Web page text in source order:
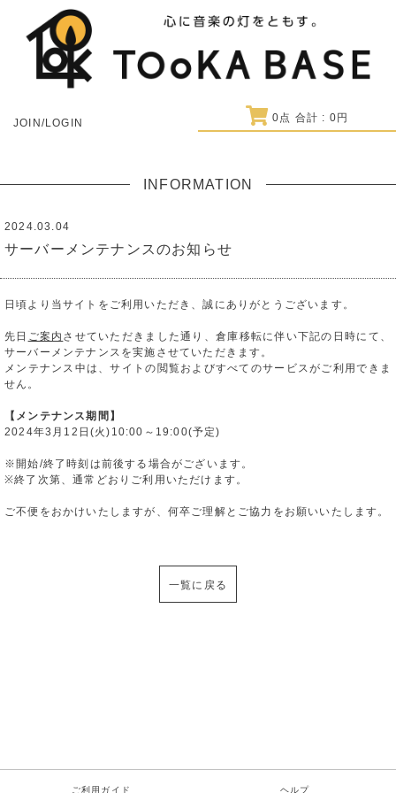
JOIN/LOGIN 0 点 合計 : 0円
INFORMATION
2024.03.04
サーバーメンテナンスのお知らせ
日頃より当サイトをご利用いただき、誠にありがとうございます。
先日 ご案内 させていただきました通り、倉庫移転に伴い下記の日時にて、
サーバーメンテナンスを実施させていただきます。
メンテナンス中は、サイトの閲覧およびすべてのサービスがご利用できま
せん。
【メンテナンス期間】
2024年3月12日(火)10:00～19:00(予定)
※開始/終了時刻は前後する場合がございます。
※終了次第、通常どおりご利用いただけます。
ご不便をおかけいたしますが、何卒ご理解とご協力をお願いいたします。
一覧に戻る
ご利用ガイド ヘルプ